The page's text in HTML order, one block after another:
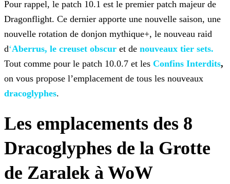
Pour rappel, le patch 10.1 est le premier patch majeur de
Dragonflight. Ce dernier apporte une nouvelle saison, une
nouvelle rotation de donjon mythique+, le nouveau raid
d‘Aberrus, le creuset obscur et de nouveaux tier sets.
Tout comme pour le patch 10.0.7 et les Confins Interdits,
on vous propose l’emplacement de tous les nouveaux
dracoglyphes.
Les emplacements des 8
Dracoglyphes de la Grotte
de Zaralek à WoW